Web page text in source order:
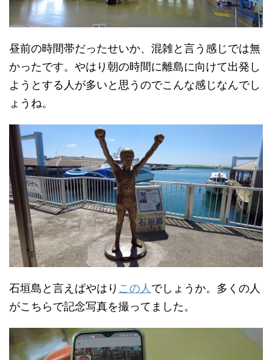
昼前の時間帯だったせいか、混雑と言う感じでは無
かったです。やはり朝の時間に離島に向けて出発し
ようとする人が多いと思うのでこんな感じなんでし
ょうね。
石垣島と言えばやはり この人 でしょうか。多くの人
がこちらで記念写真を撮ってました。